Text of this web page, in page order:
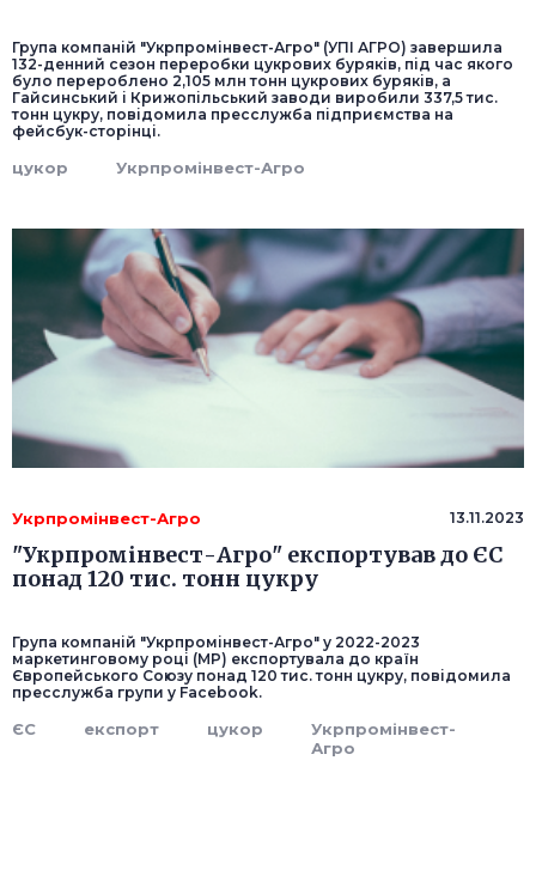
Група компаній "Укрпромінвест-Агро" (УПІ АГРО) завершила
132-денний сезон переробки цукрових буряків, під час якого
було перероблено 2,105 млн тонн цукрових буряків, а
Гайсинський і Крижопільський заводи виробили 337,5 тис.
тонн цукру, повідомила пресслужба підприємства на
фейсбук-сторінці.
цукор Укрпромінвест-Агро
Укрпромінвест-Агро 13.11.2023
"Укрпромінвест-Агро" експортував до ЄС
понад 120 тис. тонн цукру
Група компаній "Укрпромінвест-Агро" у 2022-2023
маркетинговому році (МР) експортувала до країн
Європейського Союзу понад 120 тис. тонн цукру, повідомила
пресслужба групи у Facebook.
ЄС експорт цукор
Укрпромінвест-
Агро